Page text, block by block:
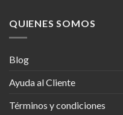
QUIENES SOMOS
Blog
Ayuda al Cliente
Términos y condiciones